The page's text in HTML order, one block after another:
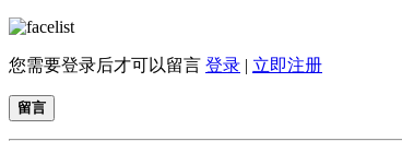
您需要登录后才可以留言 登录 | 立即注册
留言